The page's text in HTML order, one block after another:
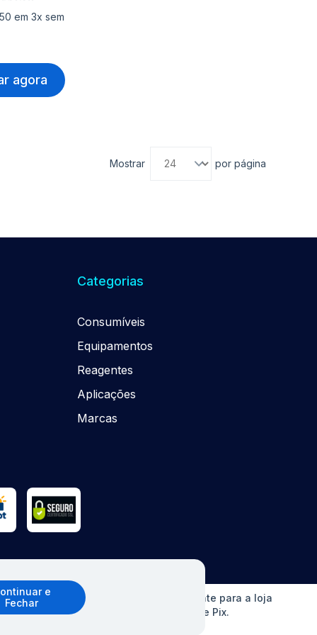
e
Fechar
em 3x sem
agora
Mostrar por página
Categorias
Consumíveis
Equipamentos
Reagentes
Aplicações
Marcas
aviso prévio. Ofertas válidas somente para a loja
Elo e American Express), boleto e Pix.